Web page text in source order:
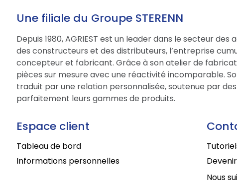
Une filiale du Groupe STERENN
Depuis 1980, AGRIEST est un leader dans le secteur
des constructeurs et des distributeurs, l’entreprise
concepteur et fabricant. Grâce à son atelier de
pièces sur mesure avec une réactivité incomparable.
traduit par une relation personnalisée, soutenue par
parfaitement leurs gammes de produits.
Espace client
Tableau de bord
Informations personnelles
Nous